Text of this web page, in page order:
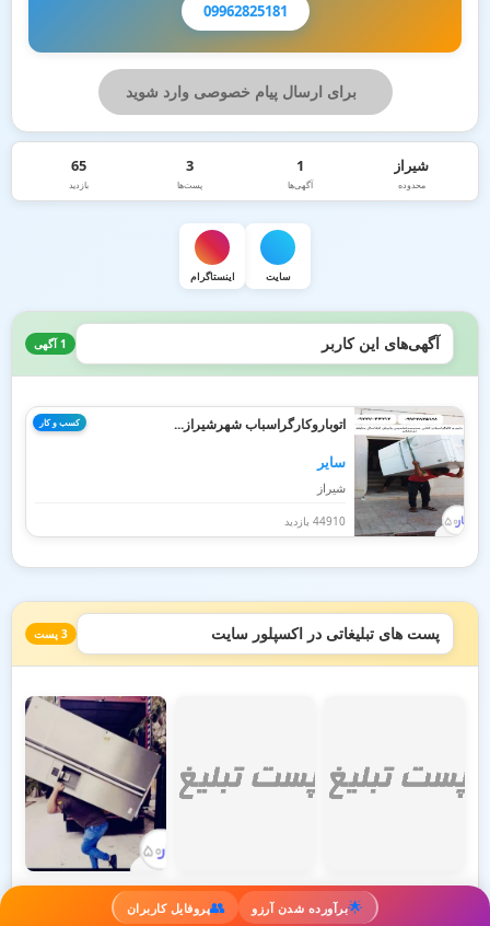
🌟برآورده شدن آرزو 👥پروفایل کاربران
09962825181
برای ارسال پیام خصوصی وارد شوید
شیراز
محدوده
1
آگهی‌ها
3
پست‌ها
65
بازدید
سایت اینستاگرام
آگهی‌های این کاربر 1 آگهی
کسب و کار اتوباروکارگراسباب شهرشیراز...
سایر
شیراز
44910 بازدید
پست های تبلیغاتی در اکسپلور سایت 3 پست